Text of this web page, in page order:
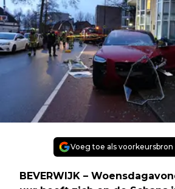
Voeg toe als voorkeursbron
BEVERWIJK –